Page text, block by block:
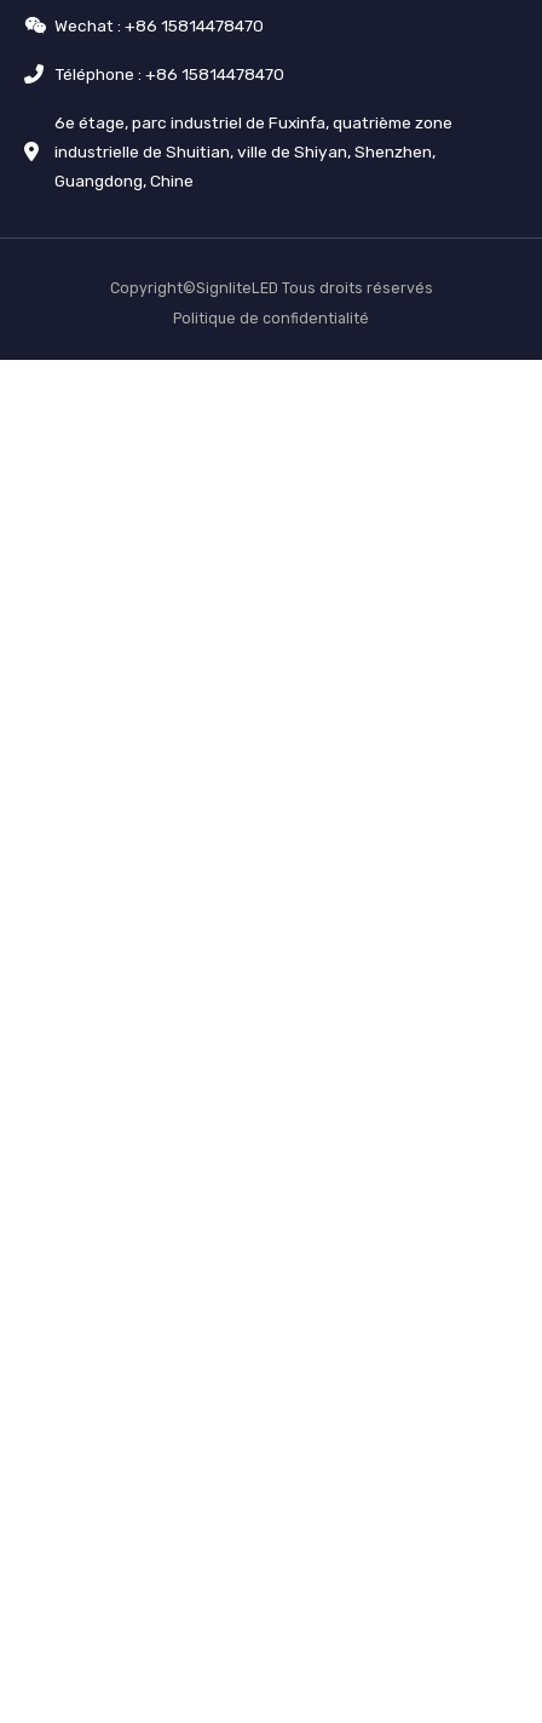
Wechat : +86 15814478470
Téléphone : +86 15814478470
6e étage, parc industriel de Fuxinfa, quatrième zone
industrielle de Shuitian, ville de Shiyan, Shenzhen,
Guangdong, Chine
Copyright©SignliteLED Tous droits réservés
Politique de confidentialité